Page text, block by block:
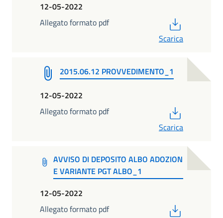
12-05-2022
Allegato formato pdf
Scarica
2015.06.12 PROVVEDIMENTO_1
12-05-2022
Allegato formato pdf
Scarica
AVVISO DI DEPOSITO ALBO ADOZION
E VARIANTE PGT ALBO_1
12-05-2022
Allegato formato pdf